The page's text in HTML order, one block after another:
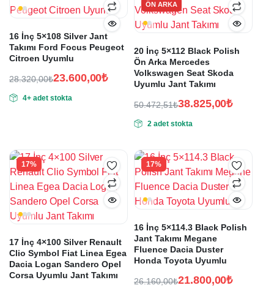
16 İnç 5×108 Silver Jant
Takımı Ford Focus Peugeot
Citroen Uyumlu
28.320,00₺
fiyat:
23.600,00₺
andaki
4+ adet stokta
ÖN ARKA
20 İnç 5×112 Black Polish
Ön Arka Mercedes
Volkswagen Seat Skoda
Uyumlu Jant Takımı
50.472,51₺
fiyat:
38.825,00₺
andaki
38.825,00₺.
2 adet stokta
17%
17 İnç 4×100 Silver Renault
Clio Symbol Fiat Linea Egea
Dacia Logan Sandero Opel
Corsa Uyumlu Jant Takımı
17%
16 İnç 5×114.3 Black Polish
Jant Takımı Megane
Fluence Dacia Duster
Honda Toyota Uyumlu
26.160,00₺21.800,00₺